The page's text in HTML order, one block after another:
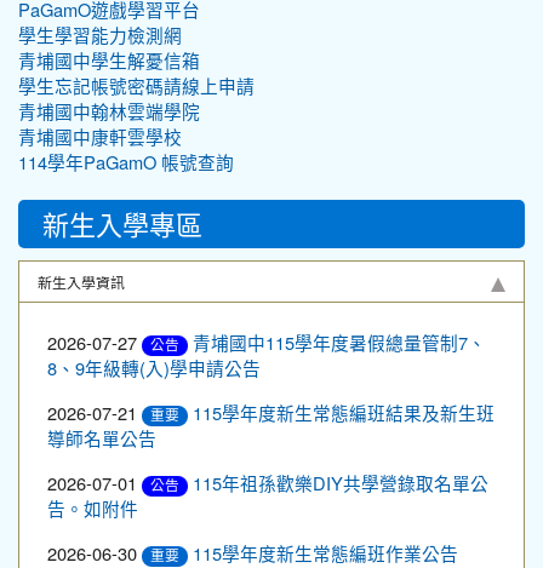
PaGamO遊戲學習平台
學生學習能力檢測網
青埔國中學生解憂信箱
學生忘記帳號密碼請線上申請
青埔國中翰林雲端學院
青埔國中康軒雲學校
114學年PaGamO 帳號查詢
新生入學專區
新生入學資訊
2026-07-27 公告
青埔國中115學年度暑假總量管制7、
8、9年級轉(入)學申請公告
2026-07-21 重要
115學年度新生常態編班結果及新生班
導師名單公告
2026-07-01 公告
115年祖孫歡樂DIY共學營錄取名單公
告。如附件
2026-06-30 重要 115學年度新生常態編班作業公告